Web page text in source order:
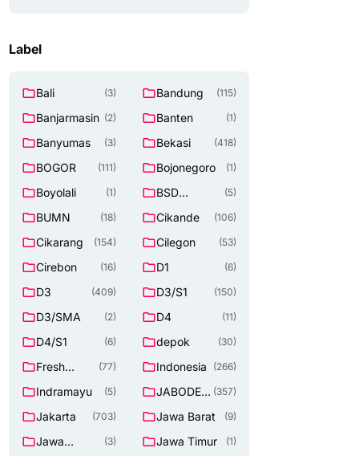
Label
Bali (3) Bandung (115)
Banjarmasin (2) Banten (1)
Banyumas (3) Bekasi (418)
BOGOR (111) Bojonegoro (1)
Boyolali (1)
BSD
TANGERAN
G SELATAN
(5)
BUMN (18) Cikande (106)
Cikarang (154) Cilegon (53)
Cirebon (16) D1 (6)
D3 (409) D3/S1 (150)
D3/SMA (2) D4 (11)
D4/S1 (6) depok (30)
Fresh
(77) Indonesia (266)
Indramayu (5)
JABODET (357)
Jakarta (703) Jawa Barat (9)
Jawa
(3) Jawa Timur (1)